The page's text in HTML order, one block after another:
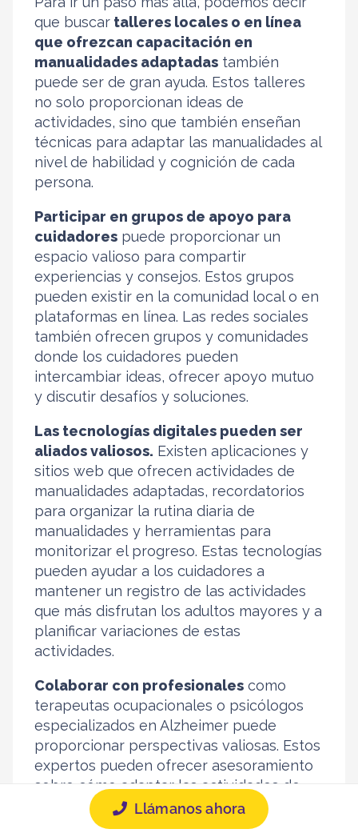
que buscar talleres locales o en línea
que ofrezcan capacitación en
manualidades adaptadas también
puede ser de gran ayuda. Estos talleres
no solo proporcionan ideas de
actividades, sino que también enseñan
técnicas para adaptar las manualidades al
nivel de habilidad y cognición de cada
persona.
Participar en grupos de apoyo para
cuidadores puede proporcionar un
espacio valioso para compartir
experiencias y consejos. Estos grupos
pueden existir en la comunidad local o en
plataformas en línea. Las redes sociales
también ofrecen grupos y comunidades
donde los cuidadores pueden
intercambiar ideas, ofrecer apoyo mutuo
y discutir desafíos y soluciones.
Las tecnologías digitales pueden ser
aliados valiosos. Existen aplicaciones y
sitios web que ofrecen actividades de
manualidades adaptadas, recordatorios
para organizar la rutina diaria de
manualidades y herramientas para
monitorizar el progreso. Estas tecnologías
pueden ayudar a los cuidadores a
mantener un registro de las actividades
que más disfrutan los adultos mayores y a
planificar variaciones de estas
actividades.
Colaborar con profesionales como
terapeutas ocupacionales o psicólogos
especializados en Alzheimer puede
proporcionar perspectivas valiosas. Estos
expertos pueden ofrecer asesoramiento
sobre cómo adaptar las actividades de
manualidades para abordar necesidades
específicas y cómo integrarlas de manera
Llámanos ahora